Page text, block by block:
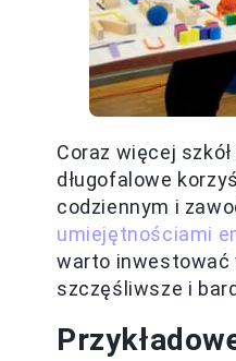
Coraz więcej
długofalowe
codziennym i
umiejętnościami
warto inwestować
szczęśliwsze i